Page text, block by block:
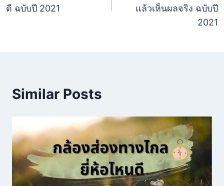
ดี ฉบับปี 2021
แล้วเห็นผลจริง ฉบับปี
2021
Similar Posts